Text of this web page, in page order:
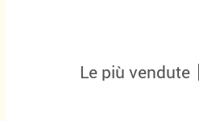
Le più vendute